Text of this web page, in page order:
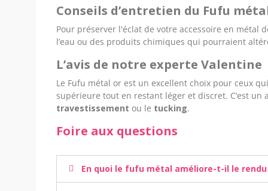
Conseils d’entretien du Fufu
Pour préserver l'éclat de votre accessoire en métal
l’eau ou des produits chimiques qui pourraient
L’avis de notre experte Valentine
Le Fufu métal or est un excellent choix pour ceux
supérieure tout en restant léger et discret. C’est
travestissement ou le tucking.
Foire aux questions
En quoi le fufu métal améliore-t-il le